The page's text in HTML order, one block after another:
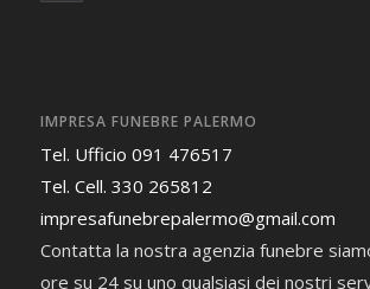
IMPRESA FUNEBRE PALERMO
Tel. Ufficio 091 476517
Tel. Cell. 330 265812
impresafunebrepalermo@gmail.com
Contatta la nostra agenzia funebre
ore su 24 su uno qualsiasi dei nostri